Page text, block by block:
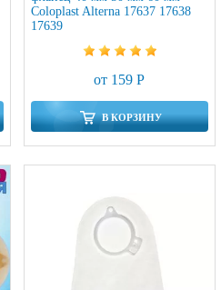
Coloplast Alterna 17637 17638
17639
от 159 Р
В КОРЗИНУ